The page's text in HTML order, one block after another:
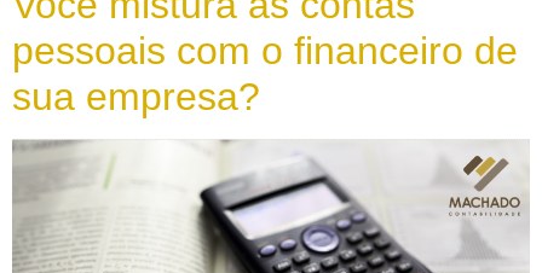
pessoais com o financeiro de
sua empresa?